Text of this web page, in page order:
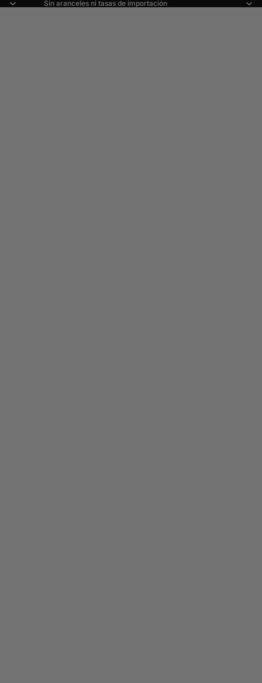
Sin aranceles ni tasas de importación